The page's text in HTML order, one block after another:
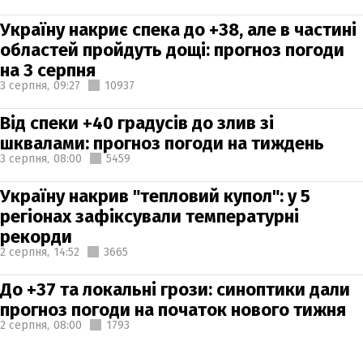
Україну накриє спека до +38, але в частині
областей пройдуть дощі: прогноз погоди
на 3 серпня
3 серпня, 09:27 10937
Від спеки +40 градусів до злив зі
шквалами: прогноз погоди на тиждень
3 серпня, 08:00 5459
Україну накрив "тепловий купол": у 5
регіонах зафіксували температурні
рекорди
2 серпня, 14:52 3665
До +37 та локальні грози: синоптики дали
прогноз погоди на початок нового тижня
2 серпня, 08:00 1793